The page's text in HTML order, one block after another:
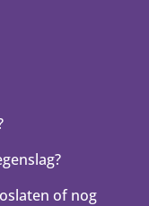
of nog